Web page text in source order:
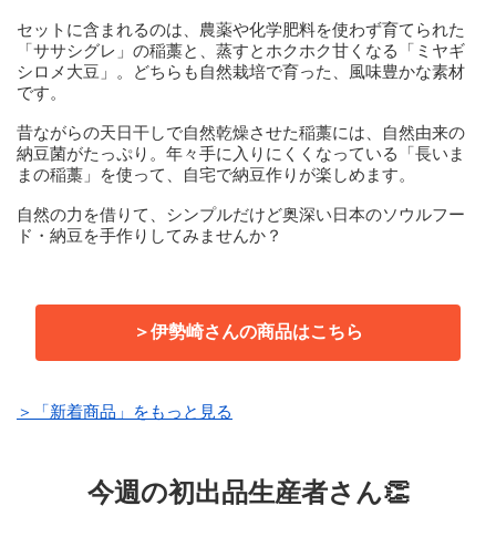
セットに含まれるのは、農薬や化学肥料を使わず育てられた
「ササシグレ」の稲藁と、蒸すとホクホク甘くなる「ミヤギ
シロメ大豆」。どちらも自然栽培で育った、風味豊かな素材
です。
昔ながらの天日干しで自然乾燥させた稲藁には、自然由来の
納豆菌がたっぷり。年々手に入りにくくなっている「長いま
まの稲藁」を使って、自宅で納豆作りが楽しめます。
自然の力を借りて、シンプルだけど奥深い日本のソウルフー
ド・納豆を手作りしてみませんか？
＞伊勢崎さんの商品はこちら
＞「新着商品」をもっと見る
今週の初出品生産者さん👏